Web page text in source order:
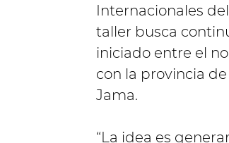
Internacionales
taller busca
iniciado entre el
con la provincia
Jama.
“La idea es